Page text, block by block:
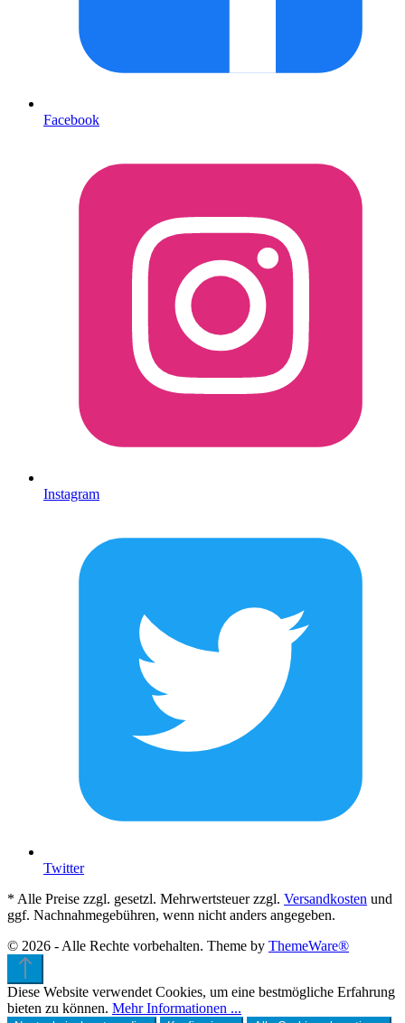
Facebook
Instagram
Twitter
* Alle Preise zzgl. gesetzl. Mehrwertsteuer zzgl. Versandkosten und
ggf. Nachnahmegebühren, wenn nicht anders angegeben.
© 2026 - Alle Rechte vorbehalten. Theme by ThemeWare®
Diese Website verwendet Cookies, um eine bestmögliche Erfahrung
bieten zu können. Mehr Informationen ...